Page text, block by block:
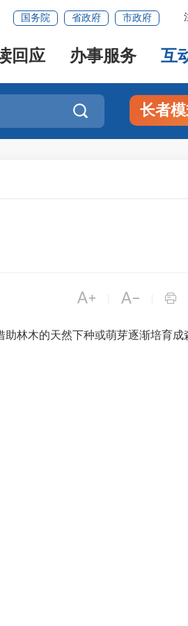
国务院 省政府 市政府
回应 办事服务 互
 长者
  
林木的天然下种或萌芽逐渐培育成